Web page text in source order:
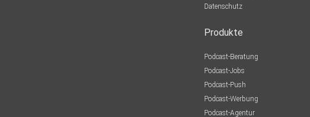
Datenschutz
Produkte
Podcast-Beratung
Podcast-Jobs
Podcast-Push
Podcast-Werbung
Podcast-Agentur